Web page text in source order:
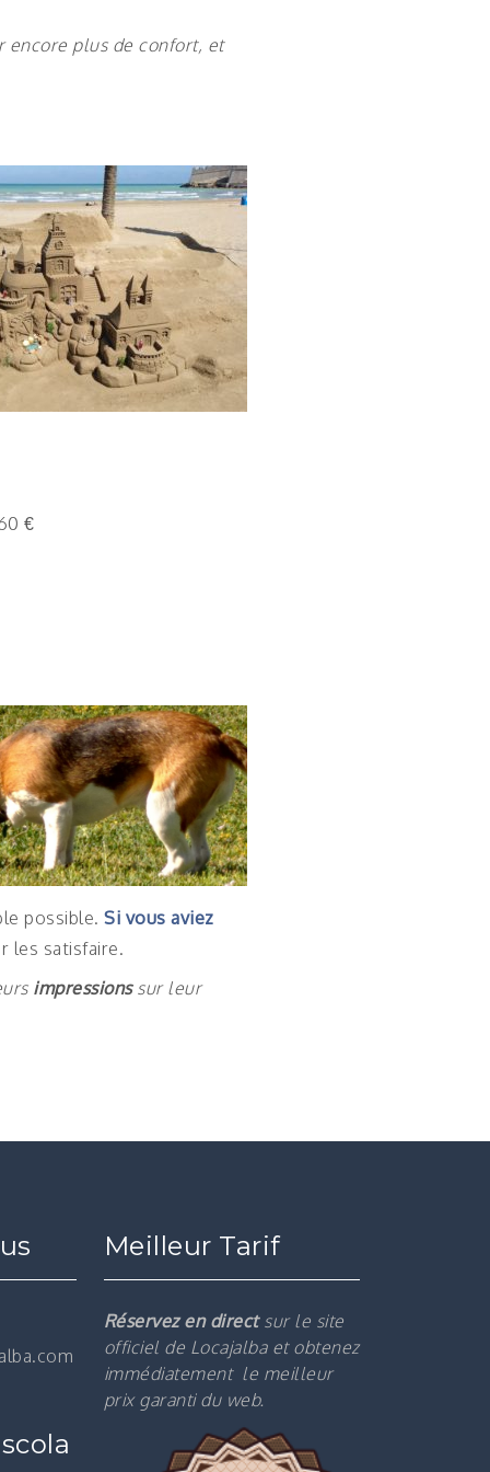
encore plus de confort, et
€
possible. Si vous aviez
les satisfaire.
impressionssur leur
Meilleur Tarif
Réservez en directsur le site
officiel de Locajalba et obtenez
immédiatement le meilleur
prix garanti du web.